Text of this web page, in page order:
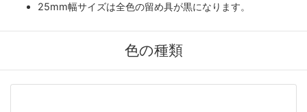
25mm幅サイズは全色の留め具が黒になります。
色の種類